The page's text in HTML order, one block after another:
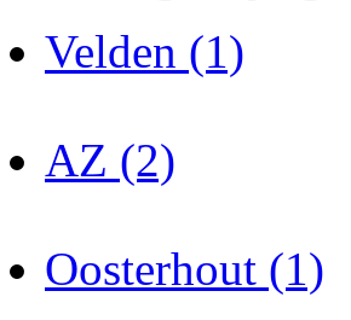
Velden (1)
AZ (2)
Oosterhout (1)